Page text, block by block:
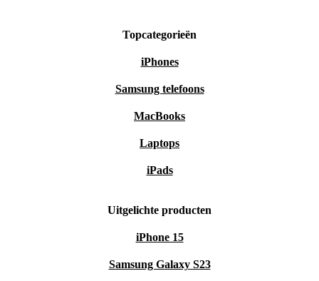
Topcategorieën
iPhones
Samsung telefoons
MacBooks
Laptops
iPads
Uitgelichte producten
iPhone 15
Samsung Galaxy S23